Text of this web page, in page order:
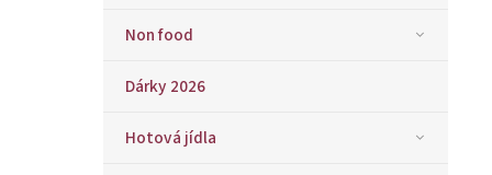
Non food
Dárky 2026
Hotová jídla